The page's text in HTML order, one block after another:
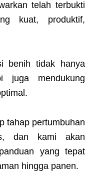
telah terbukti
kuat, produktif,
benih tidak hanya
juga mendukung
tahap pertumbuhan
dan kami akan
yang tepat
hingga panen.